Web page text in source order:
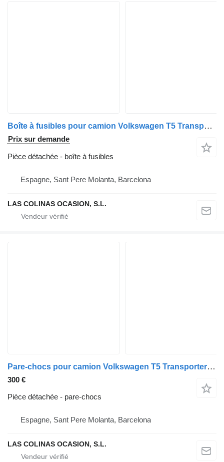
Boîte à fusibles pour camion Volkswagen T5 Transporter Furgón/Combi (7H)(04.2003->)
Prix sur demande
Pièce détachée - boîte à fusibles
Espagne, Sant Pere Molanta, Barcelona
LAS COLINAS OCASION, S.L.
Pare-chocs pour camion Volkswagen T5 Transporter Furgón/Combi (7H)(04.2003->)
300 €
Pièce détachée - pare-chocs
Espagne, Sant Pere Molanta, Barcelona
LAS COLINAS OCASION, S.L.